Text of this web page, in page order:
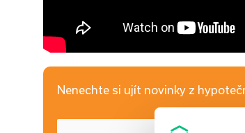
Nenechte si ujít novinky z